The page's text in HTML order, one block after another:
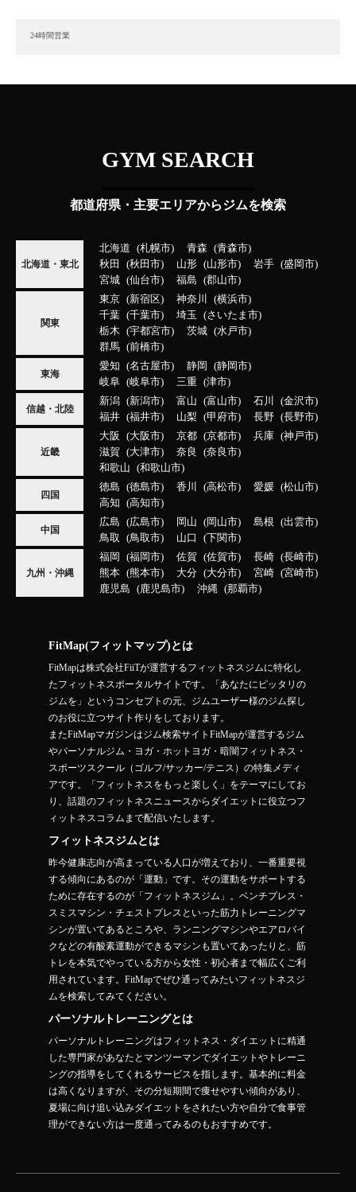
24時間営業
GYM SEARCH
都道府県・主要エリアからジムを検索
北海道・東北
北海道 札幌市 青森
青森市
秋田
秋田市 山形 山形市 岩手
盛岡市
宮城
仙台市 福島 郡山市
関東
東京 新宿区 神奈川
横浜市
千葉
千葉市 埼玉
さいたま市
栃木
宇都宮市 茨城
水戸市
群馬
前橋市
東海
愛知 名古屋市 静岡
静岡市
岐阜
岐阜市 三重 津市
信越・北陸
新潟 新潟市 富山 富山市 石川
金沢市
福井
福井市 山梨 甲府市 長野 長野市
近畿
大阪 大阪市 京都 京都市 兵庫
神戸市
滋賀
大津市 奈良
奈良市
和歌山
和歌山市
四国
徳島 徳島市 香川 高松市 愛媛
松山市
高知
高知市
中国
広島 広島市 岡山 岡山市 島根
出雲市
鳥取
鳥取市 山口 下関市
九州・沖縄
福岡 福岡市 佐賀 佐賀市 長崎
長崎市
熊本
熊本市 大分 大分市 宮崎
宮崎市
鹿児島
鹿児島市 沖縄 那覇市
FitMap(フィットマップ)とは
FitMapは株式会社FiiTが運営するフィットネスジムに特化し
たフィットネスポータルサイトです。「あなたにピッタリの
ジムを」というコンセプトの元、ジムユーザー様のジム探し
のお役に立つサイト作りをしております。
またFitMapマガジンはジム検索サイトFitMapが運営するジム
やパーソナルジム・ヨガ・ホットヨガ・暗闇フィットネス・
スポーツスクール（ゴルフ/サッカー/テニス）の特集メディ
アです。「フィットネスをもっと楽しく」をテーマにしてお
り、話題のフィットネスニュースからダイエットに役立つフ
ィットネスコラムまで配信いたします。
フィットネスジムとは
昨今健康志向が高まっている人口が増えており、一番重要視
する傾向にあるのが「運動」です。その運動をサポートする
ために存在するのが「フィットネスジム」。ベンチプレス・
スミスマシン・チェストプレスといった筋力トレーニングマ
シンが置いてあるところや、ランニングマシンやエアロバイ
クなどの有酸素運動ができるマシンも置いてあったりと、筋
トレを本気でやっている方から女性・初心者まで幅広くご利
用されています。FitMapでぜひ通ってみたいフィットネスジ
ムを検索してみてください。
パーソナルトレーニングとは
パーソナルトレーニングはフィットネス・ダイエットに精通
した専門家があなたとマンツーマンでダイエットやトレーニ
ングの指導をしてくれるサービスを指します。基本的に料金
は高くなりますが、その分短期間で痩せやすい傾向があり、
夏場に向け追い込みダイエットをされたい方や自分で食事管
理ができない方は一度通ってみるのもおすすめです。